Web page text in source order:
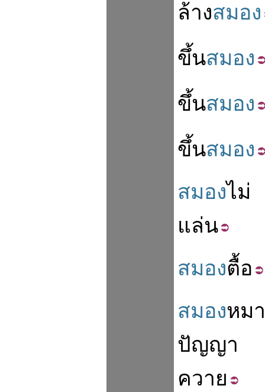
ล้างสมอง
ขึ้นสมอง
ขึ้นสมอง
ขึ้นสมอง
สมองไม่
แล่น
สมองตื้อ
สมองหมา
ปัญญา
ควาย